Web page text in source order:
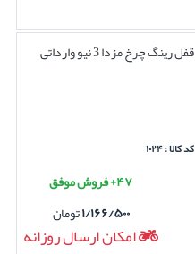
قفل رینگ چرخ مزدا 3 نیو وارداتی
کد کالا : ۱۰۲۴
۴۷+ فروش موفق
۱/۱۶۶/۵۰۰تومان
امکان ارسال روزانه